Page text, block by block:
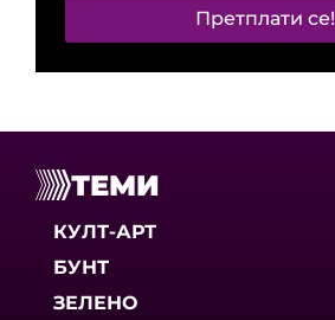
Претплати се!
ТЕМИ
КУЛТ-АРТ
БУНТ
ЗЕЛЕНО